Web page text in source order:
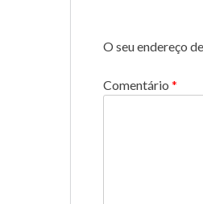
O seu endereço
Comentário *